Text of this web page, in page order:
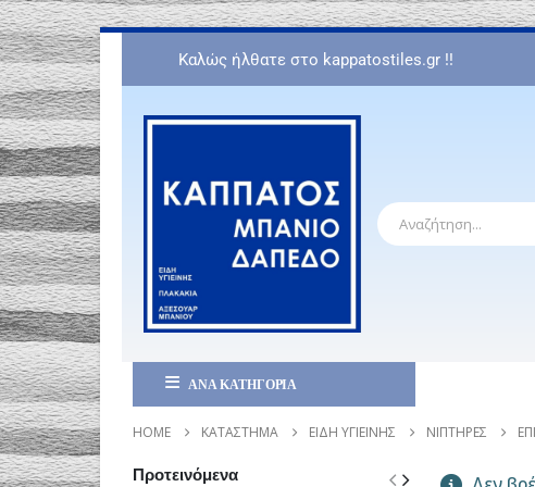
Καλώς ήλθατε στο kappatostiles.gr !!
ΑΝΑ ΚΑΤΗΓΟΡΙΑ
HOME ΚΑΤΆΣΤΗΜΑ ΕΊΔΗ ΥΓΙΕΙΝΉΣ ΝΙΠΤΉΡΕΣ
Προτεινόμενα